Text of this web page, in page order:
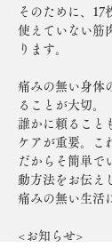
そのために、17
使えていない筋
ります。
痛みの無い身体
ることが大切。
誰かに頼ること
ケアが重要。こ
だからそ簡単で
動方法をお伝え
痛みの無い生活
<お知らせ>